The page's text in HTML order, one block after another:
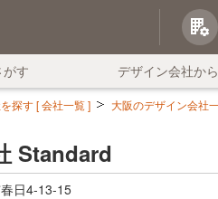
す デザイン会社か
探す [ 会社一覧 ] 大阪のデザイン会社
Standard
日4-13-15